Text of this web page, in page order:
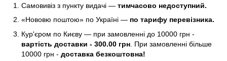
Самовивіз з пункту видачі — тимчасово недоступний.
«Нововю поштою» по Україні — по тарифу перевізника.
Кур'єром по Києву — при замовленні до 10000 грн -
вартість доставки - 300.00 грн . При замовленні більше
10000 грн - доставка безкоштовна!